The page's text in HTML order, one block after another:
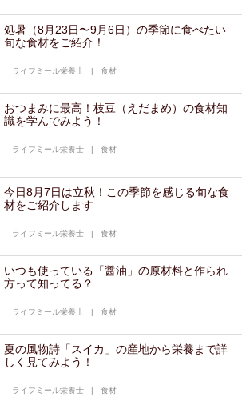
処暑（8月23日〜9月6日）の季節に食べたい
旬な食材をご紹介！
ライフミール栄養士 |食材
おつまみに最高！枝豆（えだまめ）の食材知
識を学んでみよう！
ライフミール栄養士 |食材
今日8月7日は立秋！この季節を感じる旬な食
材をご紹介します
ライフミール栄養士 |食材
いつも使っている「醤油」の原材料と作られ
方って知ってる？
ライフミール栄養士 |食材
夏の風物詩「スイカ」の産地から栄養まで詳
しく見てみよう！
ライフミール栄養士 |食材